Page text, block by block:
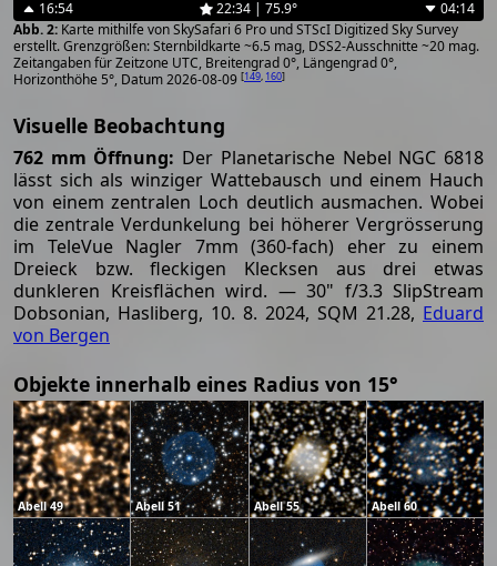
16:54 22:34 | 75.9°
04:14
Karte mithilfe von SkySafari 6 Pro und STScI Digitized Sky Survey
erstellt. Grenzgrößen: Sternbildkarte ~6.5 mag, DSS2-Ausschnitte ~20 mag.
Zeitangaben für Zeitzone UTC, Breitengrad 0°, Längengrad 0°,
Horizonthöhe 5°, Datum 2026-08-09 [149, 160]
Visuelle Beobachtung
762 mm Öffnung: Der Planetarische Nebel NGC 6818
lässt sich als winziger Wattebausch und einem Hauch
von einem zentralen Loch deutlich ausmachen. Wobei
die zentrale Verdunkelung bei höherer Vergrösserung
im TeleVue Nagler 7mm (360-fach) eher zu einem
Dreieck bzw. fleckigen Klecksen aus drei etwas
dunkleren Kreisflächen wird. — 30" f/3.3 SlipStream
Dobsonian, Hasliberg, 10. 8. 2024, SQM 21.28, Eduard
von Bergen
Objekte innerhalb eines Radius von 15°
Abell 49 Abell 51 Abell 55 Abell 60